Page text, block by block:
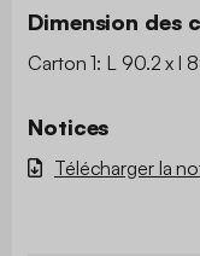
Dimension des
Carton 1: L 90.2 x l
Notices
Télécharger la